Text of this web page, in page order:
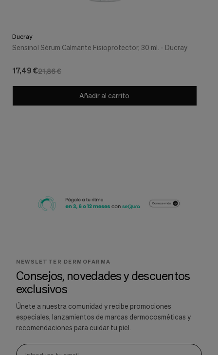
Ducray
Sensinol Sérum Calmante Fisioprotector, 30 ml. - Ducray
21,86 €
17,49 €
Añadir al carrito
NEWSLETTER DERMOFARMA
Consejos, novedades y descuentos
exclusivos
Únete a nuestra comunidad y recibe promociones
especiales, lanzamientos de marcas dermocosméticas y
recomendaciones para cuidar tu piel.